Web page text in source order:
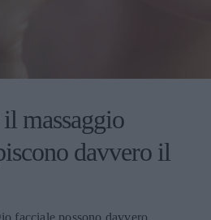
massaggio
davvero il
facciale possono davvero